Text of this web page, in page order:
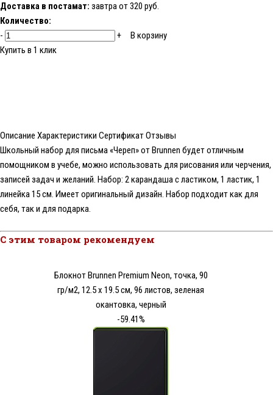
Доставка в постамат: завтра от 320 руб.
Количество:
-
+
В корзину
Купить в 1 клик
Описание Характеристики СертификатОтзывы
Школьный набор для письма «Череп» от Brunnen будет отличным
помощником в учебе, можно использовать для рисования или черчения,
записей задач и желаний. Набор: 2 карандаша с ластиком, 1 ластик, 1
линейка 15 см. Имеет оригинальный дизайн. Набор подходит как для
себя, так и для подарка.
С этим товаром рекомендуем
Блокнот Brunnen Premium Neon, точка, 90
гр/м2, 12.5 x 19.5 см, 96 листов, зеленая
окантовка, черный
-59.41%